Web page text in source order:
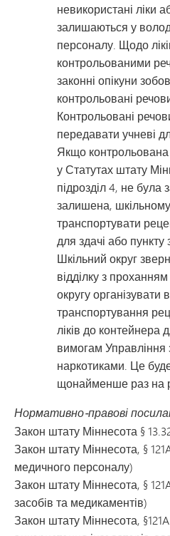
невикористані ліки
залишаються у
персоналу. Щодо
контрольованими
законні опікуни
контрольовані
Контрольовані
передавати учневі
Якщо
у Статутах штату
підрозділ 4, не була
залишена,
транспортувати
для здачі або пункту
Шкільний округ
відділку з
округу організувати
транспортування
ліків до контейнера
вимогам Управління
наркотиками. Це
щонайменше раз на
Нормативно-правові
Закон штату Міннесота §
Закон штату Міннесота, §
медичного персоналу)
Закон штату Міннесота, §
засобів та медикаментів)
Закон штату Міннесота,